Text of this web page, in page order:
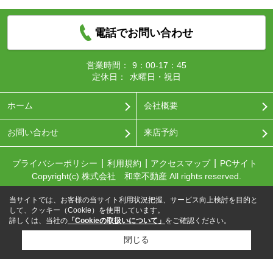
電話でお問い合わせ
営業時間：
9：00-17：45
定休日：
水曜日・祝日
ホーム 会社概要
お問い合わせ 来店予約
プライバシーポリシー 利用規約 アクセスマップ
PCサイト
Copyright(c) 株式会社 和幸不動産 All rights reserved.
当サイトでは、お客様の当サイト利用状況把握、サービス向上検討を目的と
して、クッキー（Cookie）を使用しています。
詳しくは、当社の 「Cookieの取扱いについて」 をご確認ください。
閉じる